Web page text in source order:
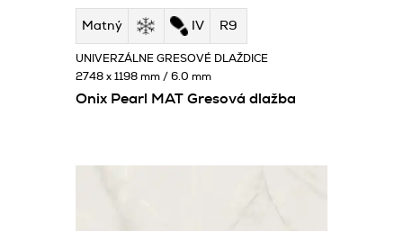
Matný IV R9
Onix Pearl MAT Gresová dlažba
UNIVERZÁLNE GRESOVÉ DLAŽDICE
2748 x 1198 mm / 6.0 mm